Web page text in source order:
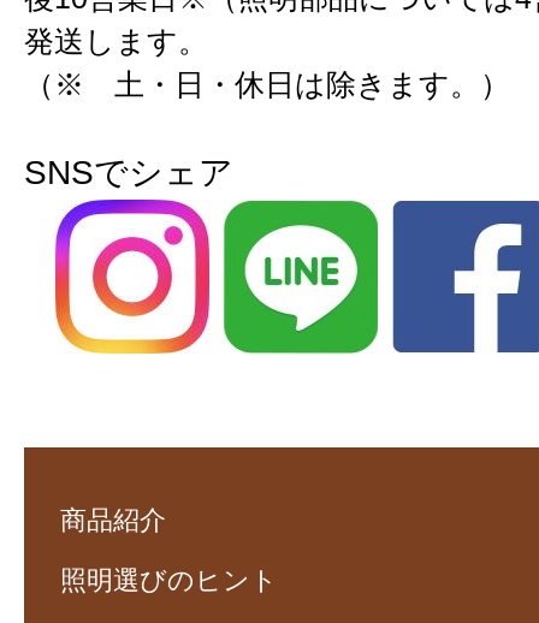
発送します。
（※ 土・日・休日は除きます。）
SNSでシェア
商品紹介
照明選びのヒント